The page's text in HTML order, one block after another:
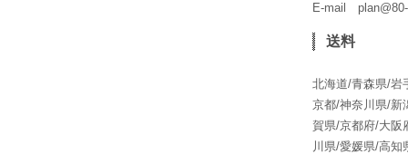
E-mail
送料
北海道/青森県/岩
京都/神奈川県/新
賀県/京都府/大阪
川県/愛媛県/高知